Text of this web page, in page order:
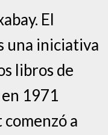
El
una iniciativa
libros de
1971
a